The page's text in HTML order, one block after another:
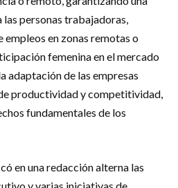
personas trabajadoras,
en zonas remotas o
femenina en el mercado
adaptación de las empresas
productividad y competitividad,
fundamentales de los
en una redacción alterna las